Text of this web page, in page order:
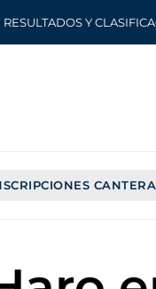
RESULTADOS Y
CANTERA